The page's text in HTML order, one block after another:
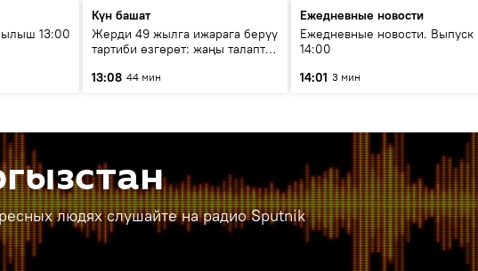
13:00
Күн башат
Жерди 49 жылга ижарага берүү
тартиби өзгөрөт: жаңы талаптар
13:08 44 мин
Ежедневные новости
Ежедневные новости. Выпуск
14:00
14:01 3 мин
людях слушайте на радио Sputnik